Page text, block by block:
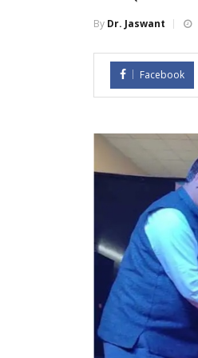
By Dr. Jaswant
Facebook